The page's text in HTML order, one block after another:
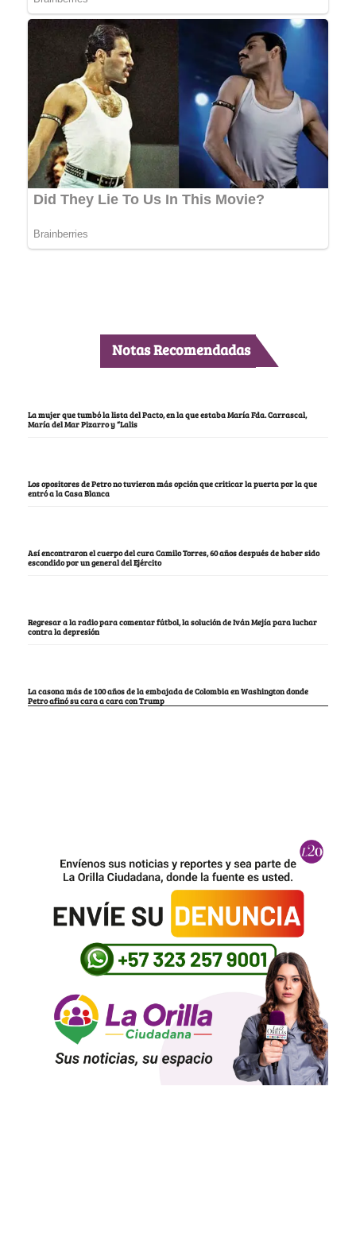
Notas Recomendadas
La mujer que tumbó la lista del Pacto, en la que estaba María Fda. Carrascal,
María del Mar Pizarro y “Lalis
Los opositores de Petro no tuvieron más opción que criticar la puerta por la que
entró a la Casa Blanca
Así encontraron el cuerpo del cura Camilo Torres, 60 años después de haber sido
escondido por un general del Ejército
Regresar a la radio para comentar fútbol, la solución de Iván Mejía para luchar
contra la depresión
La casona más de 100 años de la embajada de Colombia en Washington donde
Petro afinó su cara a cara con Trump